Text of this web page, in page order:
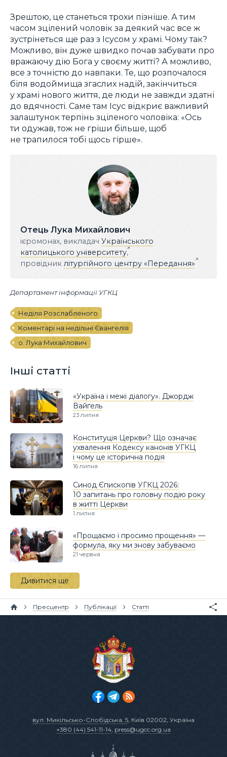
Зрештою, це станеться трохи пізніше. А тим
часом зцілений чоловік за деякий час все ж
зустрінеться ще раз з Ісусом у храмі. Чому так?
Можливо, він дуже швидко почав забувати про
вражаючу дію Бога у своєму житті? А можливо,
все з точністю до навпаки. Те, що розпочалося
біля водоймища згаслих надій, закінчиться
у храмі нового життя, де люди не завжди здатні
до вдячності. Саме там Ісус відкриє важливий
залаштунок терпінь зціленого чоловіка: «Ось
ти одужав, тож не гріши більше, щоб
не трапилося тобі щось гірше».
Отець Лука Михайлович
ієромонах, викладач Українського
католицького університету,
провідник літургійного центру «Передання»
Департамент інформації УГКЦ
Неділя Розслабленого
Коментарі на недільні Євангелія
о. Лука Михайлович
Інші статті
«Україна і межі діалогу». Джордж
Вайґель
23 липня
Конституція Церкви? Що означає
ухвалення Кодексу канонів УГКЦ
і чому це історична подія
16 липня
Синод Єпископів УГКЦ 2026:
10 запитань про головну подію року
в житті Церкви
1 липня
«Прощаємо і просимо прощення» —
формула, яку ми знову забуваємо
21 червня
Дивитися ще
Пресцентр Публікації Статті
вул. Микільсько-Слобідська, 5, Київ 02002, Україна
+380 (44) 541-11-14, press@ugcc.org.ua